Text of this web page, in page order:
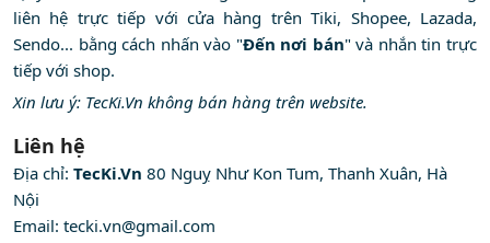
liên hệ trực tiếp với cửa hàng trên Tiki, Shopee, Lazada,
Sendo... bằng cách nhấn vào "Đến nơi bán" và nhắn tin trực
tiếp với shop.
Xin lưu ý: TecKi.Vn không bán hàng trên website.
Liên hệ
Địa chỉ: TecKi.Vn 80 Nguỵ Như Kon Tum, Thanh Xuân, Hà
Nội
Email: tecki.vn@gmail.com